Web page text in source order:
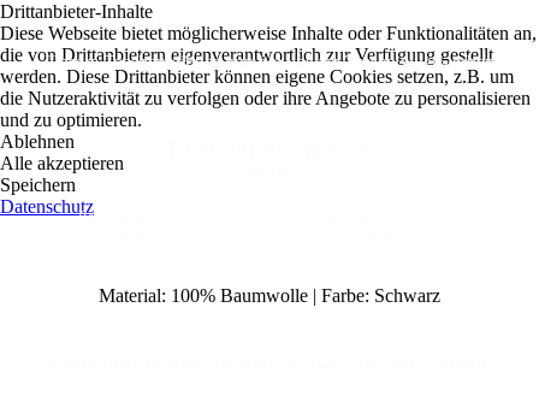
Unsere Taschen gibt es nun bei uns am Tresen zu erwerben
Bag / Tasche "OVAL"
Material: 100% Baumwolle | Farbe: Schwarz
Drittanbieter-Inhalte
Diese Webseite bietet möglicherweise Inhalte oder Funktionalitäten an,
die von Drittanbietern eigenverantwortlich zur Verfügung gestellt
werden. Diese Drittanbieter können eigene Cookies setzen, z.B. um
die Nutzeraktivität zu verfolgen oder ihre Angebote zu personalisieren
und zu optimieren.
Ablehnen
Alle akzeptieren
Speichern
Datenschutz